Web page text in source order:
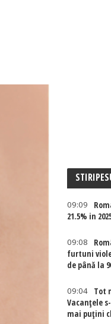
09:09
21.5% in
09:08
furtuni
de până la
09:04
Tot
Vacanțele
mai puțini